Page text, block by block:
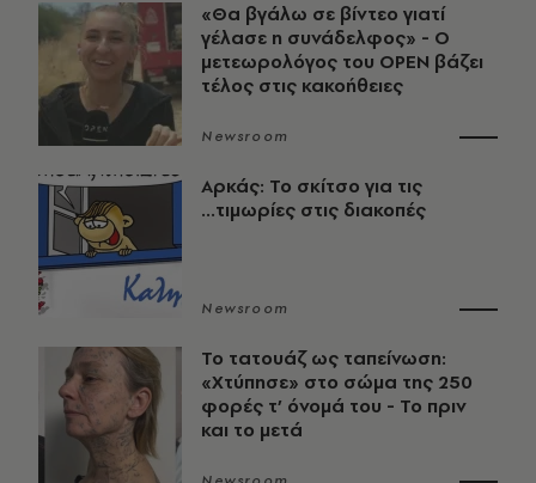
«Θα βγάλω σε βίντεο γιατί
γέλασε η συνάδελφος» - Ο
μετεωρολόγος του OPEN βάζει
τέλος στις κακοήθειες
Newsroom
Αρκάς: Το σκίτσο για τις
...τιμωρίες στις διακοπές
Newsroom
Το τατουάζ ως ταπείνωση:
«Χτύπησε» στο σώμα της 250
φορές τ’ όνομά του - Το πριν
και το μετά